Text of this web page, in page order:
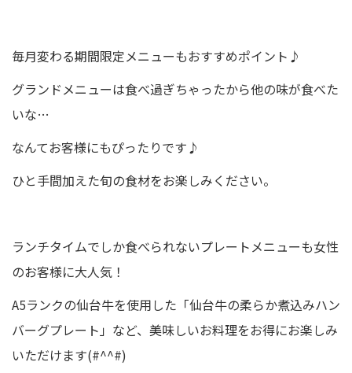
毎月変わる期間限定メニューもおすすめポイント♪
グランドメニューは食べ過ぎちゃったから他の味が食べた
いな…
なんてお客様にもぴったりです♪
ひと手間加えた旬の食材をお楽しみください。
ランチタイムでしか食べられないプレートメニューも女性
のお客様に大人気！
A5ランクの仙台牛を使用した「仙台牛の柔らか煮込みハン
バーグプレート」など、美味しいお料理をお得にお楽しみ
いただけます(#^^#)